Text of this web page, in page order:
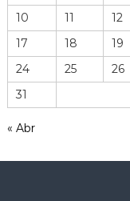
h
r
r
m
i
n
10
11 12
17
18 19
24
25 26
31
« Abr